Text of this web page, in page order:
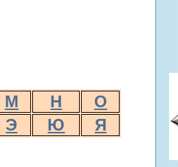
М Н
О
Э Ю Я